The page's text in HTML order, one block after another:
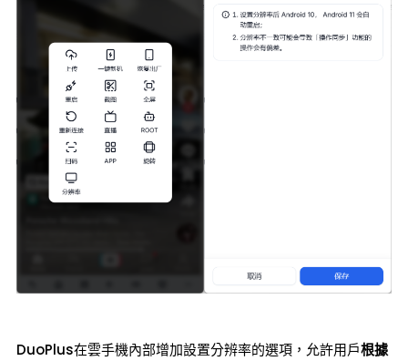
DuoPlus在雲手機內部增加設置分辨率的選項，允許用戶根據